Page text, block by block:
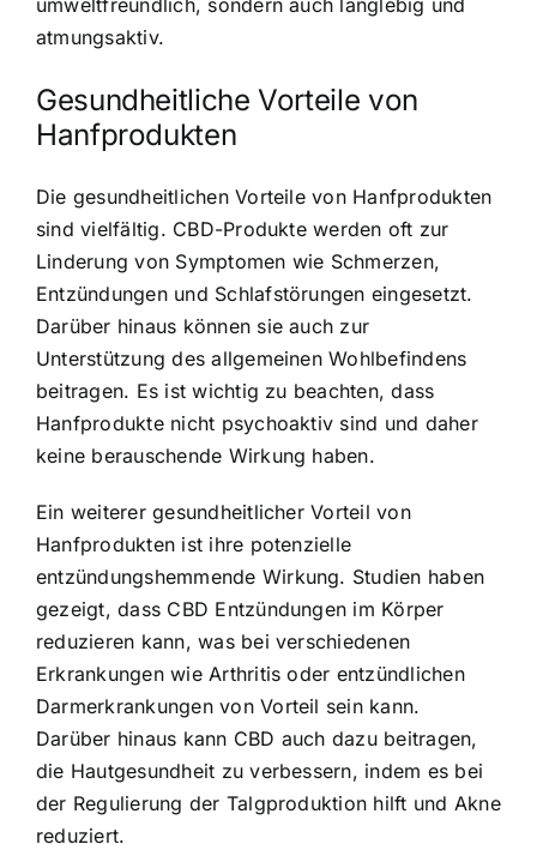
atmungsaktiv.
Gesundheitliche Vorteile von
Hanfprodukten
Die gesundheitlichen Vorteile von Hanfprodukten
sind vielfältig. CBD-Produkte werden oft zur
Linderung von Symptomen wie Schmerzen,
Entzündungen und Schlafstörungen eingesetzt.
Darüber hinaus können sie auch zur
Unterstützung des allgemeinen Wohlbefindens
beitragen. Es ist wichtig zu beachten, dass
Hanfprodukte nicht psychoaktiv sind und daher
keine berauschende Wirkung haben.
Ein weiterer gesundheitlicher Vorteil von
Hanfprodukten ist ihre potenzielle
entzündungshemmende Wirkung. Studien haben
gezeigt, dass CBD Entzündungen im Körper
reduzieren kann, was bei verschiedenen
Erkrankungen wie Arthritis oder entzündlichen
Darmerkrankungen von Vorteil sein kann.
Darüber hinaus kann CBD auch dazu beitragen,
die Hautgesundheit zu verbessern, indem es bei
der Regulierung der Talgproduktion hilft und Akne
reduziert.